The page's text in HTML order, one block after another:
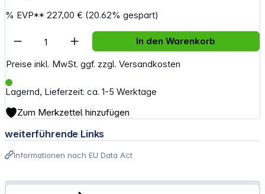
% EVP**227,00 € (20.62% gespart)
Preise inkl. MwSt. ggf. zzgl. Versandkosten
Lagernd, Lieferzeit: ca. 1-5 Werktage
Artikel Anzahl: Gib den gewünschten
In den Warenkorb
Zum Merkzettel hinzufügen
weiterführende Links
Informationen nach EU Data Act